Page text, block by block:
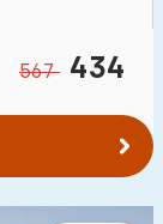
567 434